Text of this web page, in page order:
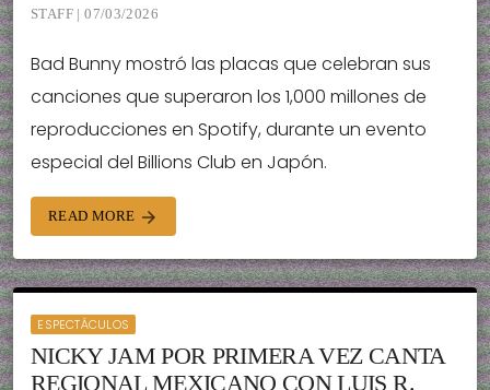
STAFF | 07/03/2026
Bad Bunny mostró las placas que celebran sus
canciones que superaron los 1,000 millones de
reproducciones en Spotify, durante un evento
especial del Billions Club en Japón.
READ MORE arrow_forward
ESPECTÁCULOS
NICKY JAM POR PRIMERA VEZ CANTA
REGIONAL MEXICANO CON LUIS R.